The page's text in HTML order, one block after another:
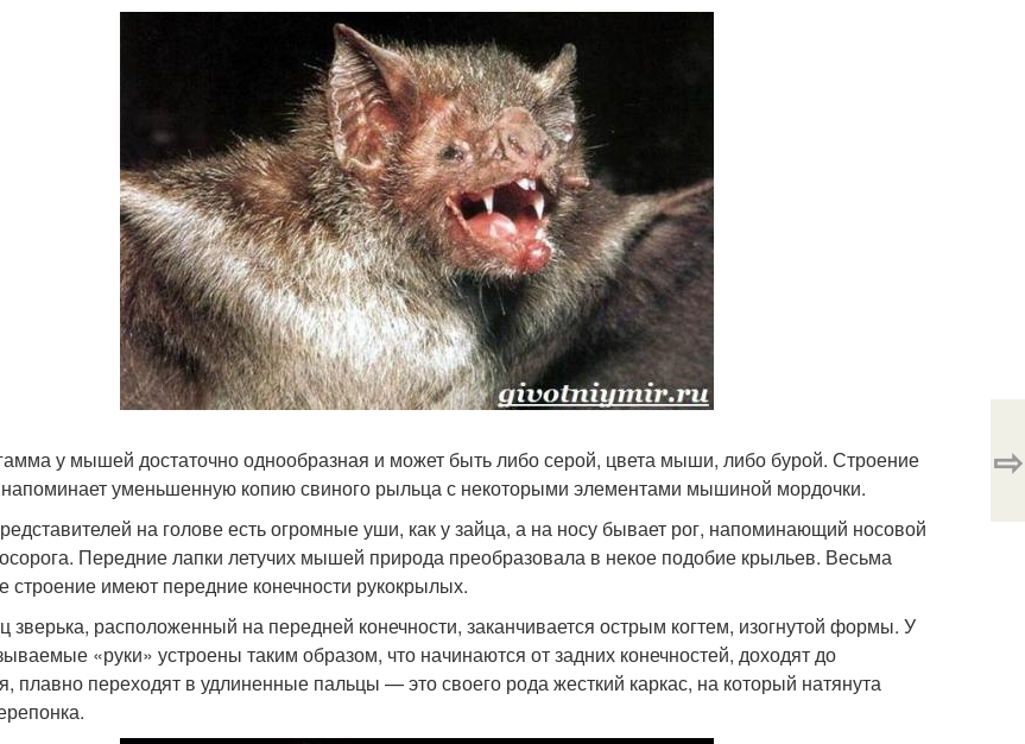
у мышей достаточно однообразная и может быть либо серой, цвета мыши, либо бурой. Строение
уменьшенную копию свиного рыльца с некоторыми элементами мышиной мордочки.
на голове есть огромные уши, как у зайца, а на носу бывает рог, напоминающий носовой
Передние лапки летучих мышей природа преобразовала в некое подобие крыльев. Весьма
строение имеют передние конечности рукокрылых.
зверька, расположенный на передней конечности, заканчивается острым когтем, изогнутой формы. У
«руки» устроены таким образом, что начинаются от задних конечностей, доходят до
плавно переходят в удлиненные пальцы — это своего рода жесткий каркас, на который натянута
⇨